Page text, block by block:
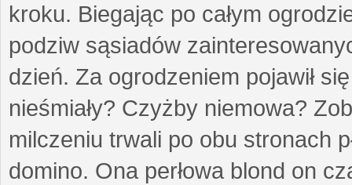
kroku. Biegając po całym
podziw sąsiadów
dzień. Za ogrodzeniem pojawił
nieśmiały? Czyżby niemowa?
milczeniu trwali po obu stronach
domino. Ona perłowa blond on